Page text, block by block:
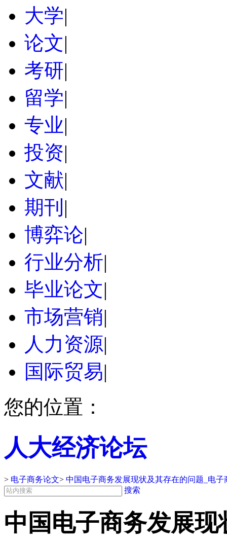
大学|
论文|
考研|
留学|
专业|
投资|
文献|
期刊 |
博弈论|
行业分析|
毕业论文|
市场营销|
人力资源|
国际贸易|
您的位置：
人大经济论坛
> 电子商务论文> 中国电子商务发展现状及其存在的问题_电子
搜索
中国电子商务发展